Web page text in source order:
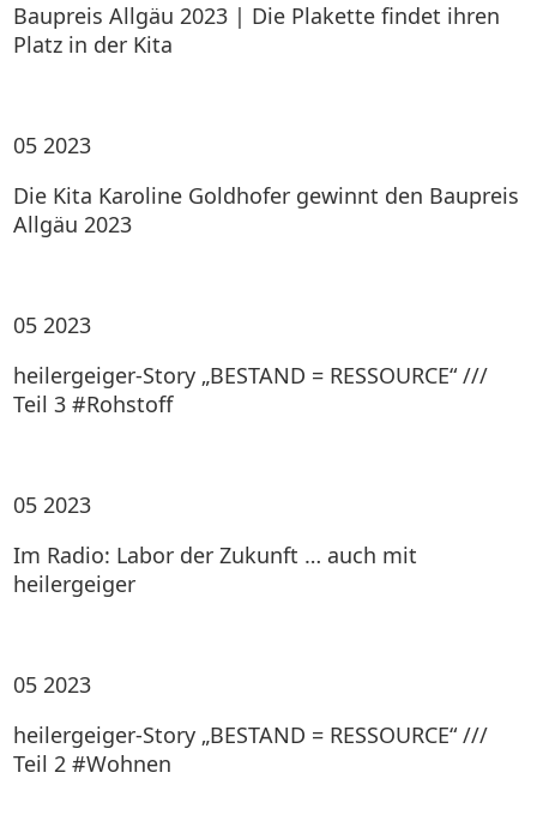
Baupreis Allgäu 2023 | Die Plakette findet ihren
Platz in der Kita
05 2023
Die Kita Karoline Goldhofer gewinnt den Baupreis
Allgäu 2023
05 2023
heilergeiger-Story „BESTAND = RESSOURCE“ ///
Teil 3 #Rohstoff
05 2023
Im Radio: Labor der Zukunft … auch mit
heilergeiger
05 2023
heilergeiger-Story „BESTAND = RESSOURCE“ ///
Teil 2 #Wohnen